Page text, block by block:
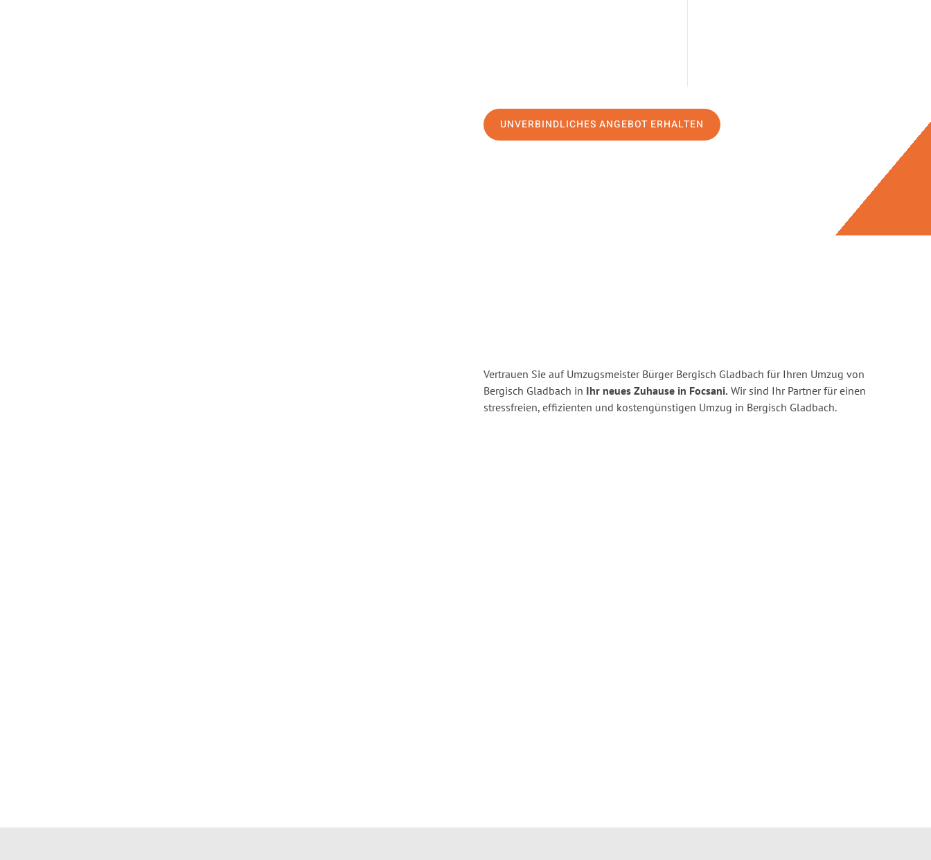
UNVERBINDLICHES ANGEBOT ERHALTEN
Vertrauen Sie auf Umzugsmeister Bürger Bergisch Gladbach für Ihren Umzug von
Bergisch Gladbach in Ihr neues Zuhause in Focsani. Wir sind Ihr Partner für einen
stressfreien, effizienten und kostengünstigen Umzug in Bergisch Gladbach.